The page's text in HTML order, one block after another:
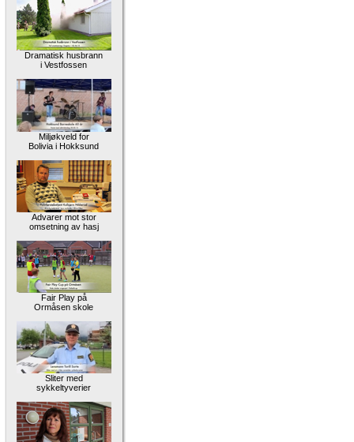
Dramatisk husbrann
i Vestfossen
Miljøkveld for
Bolivia i Hokksund
Advarer mot stor
omsetning av hasj
Fair Play på
Ormåsen skole
Sliter med
sykkeltyverier